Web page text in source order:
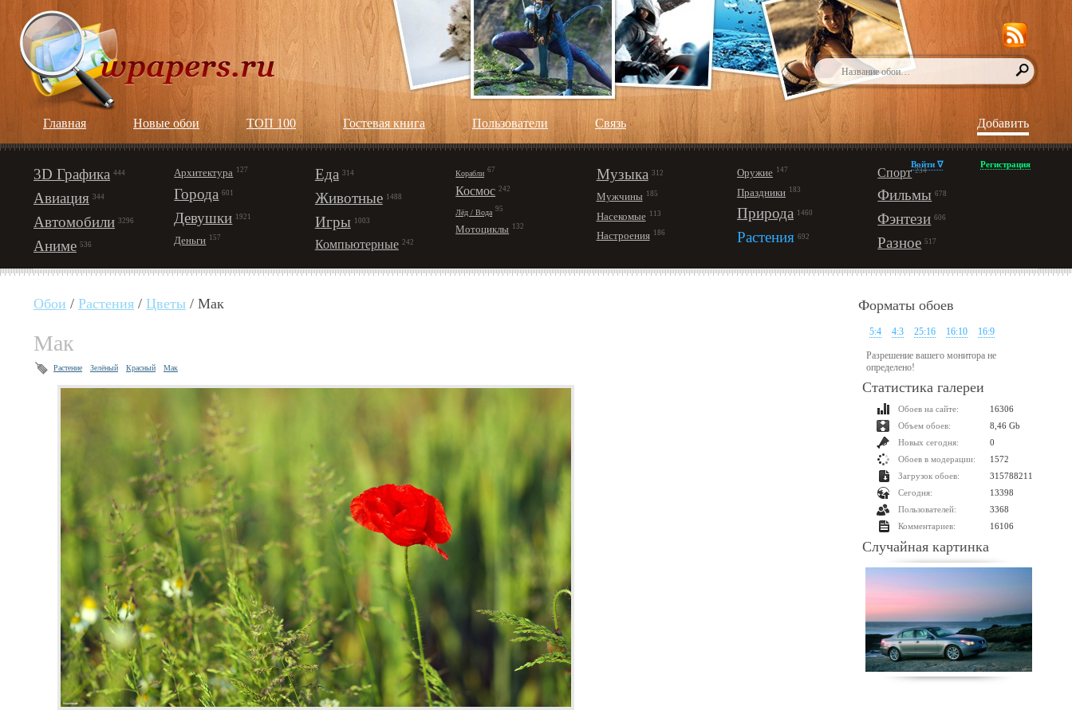
Главная Новые обои ТОП 100 Гостевая книга Пользователи Cвязь Добавить
3D Графика 444
Авиация 344
Автомобили 3296
Аниме 536
Архитектура 127
Города 601
Девушки 1921
Деньги 157
Еда 314
Животные 1488
Игры 1003
Компьютерные 242
Корабли 67
Космос 242
Лёд / Вода 95
Мотоциклы 132
Музыка 312
Мужчины 185
Насекомые 113
Настроения 186
Оружие 147
Праздники 183
Природа 1460
Растения 692
Спорт 234
Фильмы 678
Фэнтези 606
Разное 517
Войти ∇ Регистрация
Обои / Растения / Цветы / Мак
Мак
Растение Зелёный Красный Мак
Форматы обоев
5:4 4:3 25:16 16:10 16:9
Разрешение вашего монитора не
определено!
Статистика галереи
Обоев на сайте:
16306
Объем обоев:
8,46 Gb
Новых сегодня:
0
Обоев в модерации:
1572
Загрузок обоев:
315788211
Сегодня:
13398
Пользователей:
3368
Комментариев:
16106
Случайная картинка